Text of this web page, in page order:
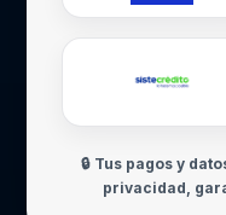
🔒 Tus pagos y
privacidad,